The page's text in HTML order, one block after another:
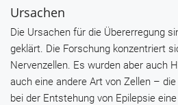
Ursachen
Die Ursachen für die Übererregung
geklärt. Die Forschung konzentriert
Nervenzellen. Es wurden aber auch
auch eine andere Art von Zellen –
bei der Entstehung von Epilepsie